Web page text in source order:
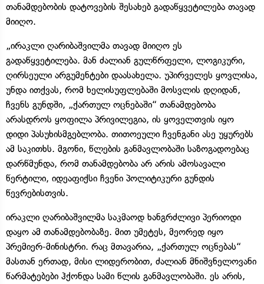
თანამდებობის დატოვების შესახებ გადაწყვეტილება თავად
მიიღო.
„ირაკლი ღარიბაშვილმა თავად მიიღო ეს
გადაწყვეტილება. მან ძალიან გულწრფელი, ლოგიკური,
ღირსეული არგუმენტები დაასახელა. უპირველეს ყოვლისა,
უნდა ითქვას, რომ ხელისუფლებაში მოსვლის დღიდან,
ჩვენს გუნდში, „ქართულ ოცნებაში“ თანამდებობა
არასდროს ყოფილა პრივილეგია, ის ყოველთვის იყო
დიდი პასუხისმგებლობა. თითოეული ჩვენგანი ასე უყურებს
ამ საკითხს. მგონი, წლების განმავლობაში საზოგადოებაც
დარწმუნდა, რომ თანამდებობა არ არის ამოსავალი
წერტილი, იდეაფიქსი ჩვენი პოლიტიკური გუნდის
წევრებისთვის.
ირაკლი ღარიბაშვილმა საკმაოდ ხანგრძლივი პერიოდი
დაყო ამ თანამდებობაზე. მით უმეტეს, მეორედ იყო
პრემიერ-მინისტრი. რაც მთავარია, „ქართულ ოცნებას“
მასთან ერთად, მისი ლიდერობით, ძალიან მნიშვნელოვანი
წარმატებები ჰქონდა სამი წლის განმავლობაში. ეს არის,